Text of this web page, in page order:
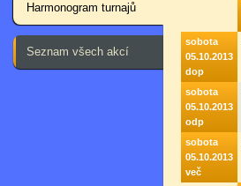
Harmonogram turnajů
Seznam všech akcí
sobota
05.10.2013
dop
sobota
05.10.2013
odp
sobota
05.10.2013
več